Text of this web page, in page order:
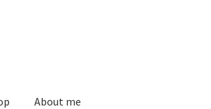
About me